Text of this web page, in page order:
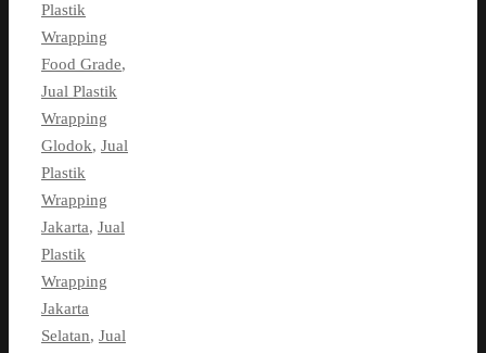
Plastik
Wrapping
Food Grade,
Jual Plastik
Wrapping
Glodok, Jual
Plastik
Wrapping
Jakarta, Jual
Plastik
Wrapping
Jakarta
Selatan, Jual